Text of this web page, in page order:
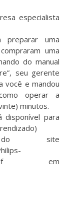
especialista
preparar uma
uma
do manual
seu gerente
você e mandou
operar a
minutos.
disponível para
do site
em